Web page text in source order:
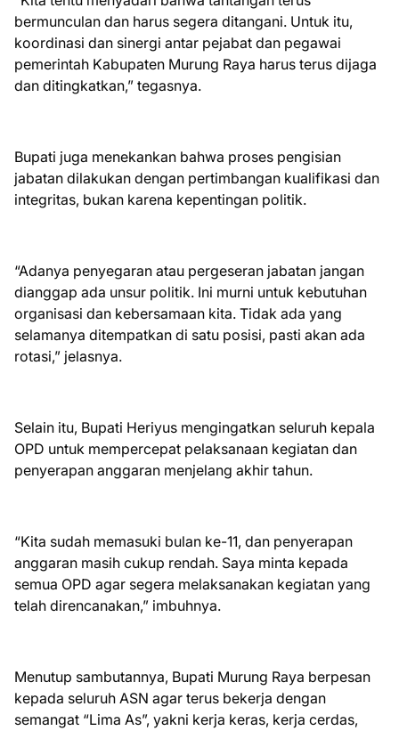
bermunculan dan harus segera ditangani. Untuk itu,
koordinasi dan sinergi antar pejabat dan pegawai
pemerintah Kabupaten Murung Raya harus terus dijaga
dan ditingkatkan,” tegasnya.
Bupati juga menekankan bahwa proses pengisian
jabatan dilakukan dengan pertimbangan kualifikasi dan
integritas, bukan karena kepentingan politik.
“Adanya penyegaran atau pergeseran jabatan jangan
dianggap ada unsur politik. Ini murni untuk kebutuhan
organisasi dan kebersamaan kita. Tidak ada yang
selamanya ditempatkan di satu posisi, pasti akan ada
rotasi,” jelasnya.
Selain itu, Bupati Heriyus mengingatkan seluruh kepala
OPD untuk mempercepat pelaksanaan kegiatan dan
penyerapan anggaran menjelang akhir tahun.
“Kita sudah memasuki bulan ke-11, dan penyerapan
anggaran masih cukup rendah. Saya minta kepada
semua OPD agar segera melaksanakan kegiatan yang
telah direncanakan,” imbuhnya.
Menutup sambutannya, Bupati Murung Raya berpesan
kepada seluruh ASN agar terus bekerja dengan
semangat “Lima As”, yakni kerja keras, kerja cerdas,